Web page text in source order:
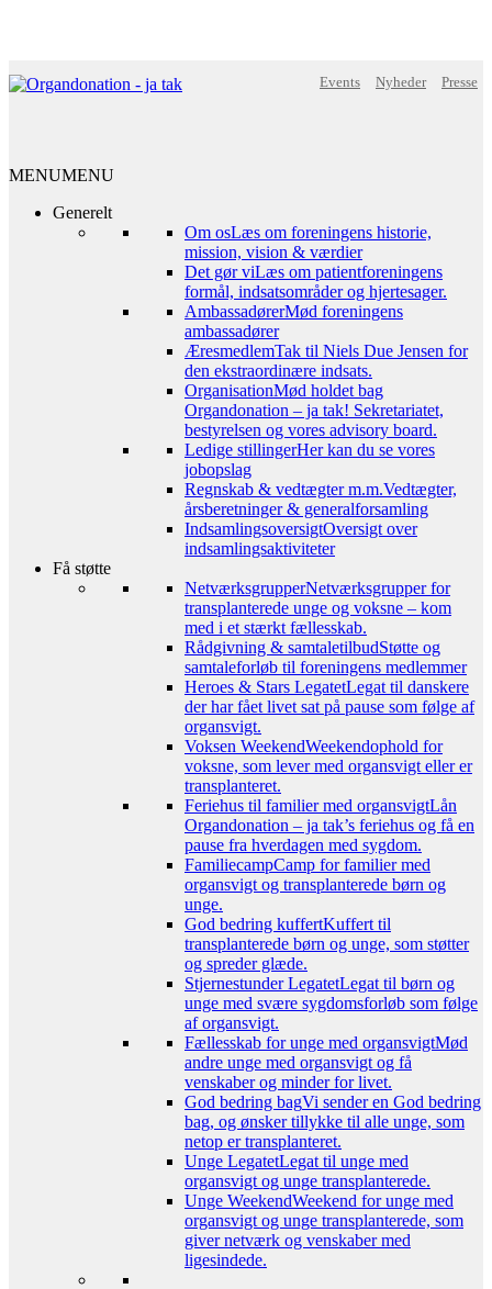
Events Nyheder Presse
MENUMENU
Generelt
Om osLæs om foreningens historie,
mission, vision & værdier
Det gør viLæs om patientforeningens
formål, indsatsområder og hjertesager.
AmbassadørerMød foreningens
ambassadører
ÆresmedlemTak til Niels Due Jensen for
den ekstraordinære indsats.
OrganisationMød holdet bag
Organdonation – ja tak! Sekretariatet,
bestyrelsen og vores advisory board.
Ledige stillingerHer kan du se vores
jobopslag
Regnskab & vedtægter m.m.Vedtægter,
årsberetninger & generalforsamling
IndsamlingsoversigtOversigt over
indsamlingsaktiviteter
Få støtte
NetværksgrupperNetværksgrupper for
transplanterede unge og voksne – kom
med i et stærkt fællesskab.
Rådgivning & samtaletilbudStøtte og
samtaleforløb til foreningens medlemmer
Heroes & Stars LegatetLegat til danskere
der har fået livet sat på pause som følge af
organsvigt.
Voksen WeekendWeekendophold for
voksne, som lever med organsvigt eller er
transplanteret.
Feriehus til familier med organsvigtLån
Organdonation – ja tak’s feriehus og få en
pause fra hverdagen med sygdom.
FamiliecampCamp for familier med
organsvigt og transplanterede børn og
unge.
God bedring kuffertKuffert til
transplanterede børn og unge, som støtter
og spreder glæde.
Stjernestunder LegatetLegat til børn og
unge med svære sygdomsforløb som følge
af organsvigt.
Fællesskab for unge med organsvigtMød
andre unge med organsvigt og få
venskaber og minder for livet.
God bedring bagVi sender en God bedring
bag, og ønsker tillykke til alle unge, som
netop er transplanteret.
Unge LegatetLegat til unge med
organsvigt og unge transplanterede.
Unge WeekendWeekend for unge med
organsvigt og unge transplanterede, som
giver netværk og venskaber med
ligesindede.